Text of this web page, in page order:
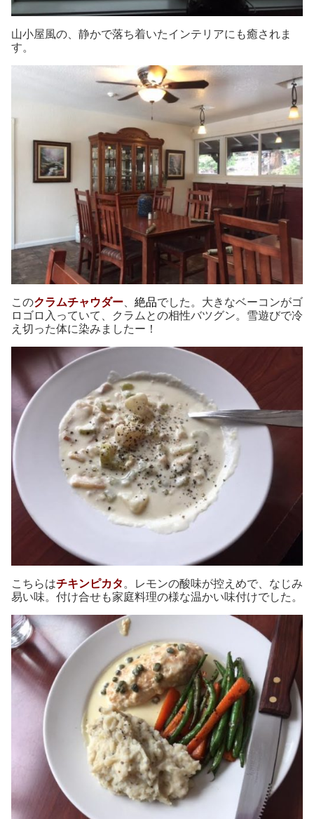
山小屋風の、静かで落ち着いたインテリアにも癒されま
す。
このクラムチャウダー 絶品でした。大きなベーコンがゴ
ロゴロ入っていて、クラムとの相性バツグン。雪遊びで冷
え切った体に染みましたー！
こちらはチキンピカタ 。レモンの酸味が控えめで、なじみ
易い味。付け合せも家庭料理の様な温かい味付けでした。